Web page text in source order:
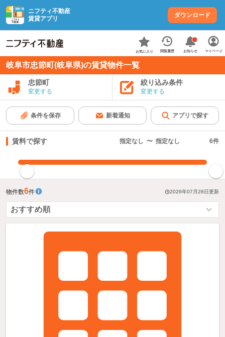
ニフティ不動産
賃貸アプリ
ダウンロード
お気に入り 閲覧履歴 お知らせ マイページ
岐阜市忠節町(岐阜県)の賃貸物件一覧
忠節町
変更する
絞り込み条件
変更する
条件を保存 新着通知 アプリで探す
賃料で探す 指定なし 〜 指定なし 6件
物件数6件 2026年07月28日更新